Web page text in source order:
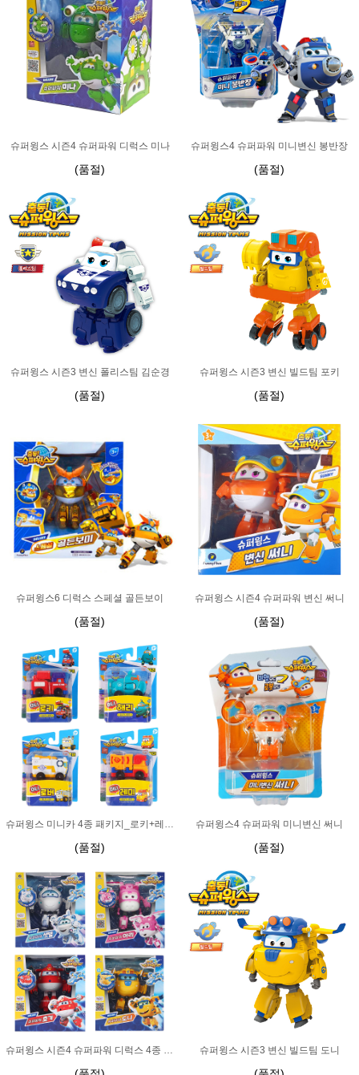
슈퍼윙스 시즌4 슈퍼파워 디럭스 미나
(품절)
슈퍼윙스4 슈퍼파워 미니변신 봉반장
(품절)
슈퍼윙스 시즌3 변신 폴리스팀 김순경
(품절)
슈퍼윙스 시즌3 변신 빌드팀 포키
(품절)
슈퍼윙스6 디럭스 스페셜 골든보이
(품절)
슈퍼윙스 시즌4 슈퍼파워 변신 써니
(품절)
슈퍼윙스 미니카 4종 패키지_로키+레미+로버+해리
(품절)
슈퍼윙스4 슈퍼파워 미니변신 써니
(품절)
슈퍼윙스 시즌4 슈퍼파워 디럭스 4종 패키지 슈퍼윙스 시즌3 변신 빌드팀 도니